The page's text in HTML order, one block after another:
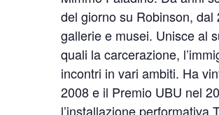
del giorno su Robinson,
gallerie e musei. Unisce al
quali la carcerazione,
incontri in vari ambiti. Ha
2008 e il Premio UBU nel
l’installazione performativa